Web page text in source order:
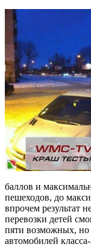
баллов и
пешеходов, до
впрочем результат
перевозки детей
пяти возможных, но
автомобилей